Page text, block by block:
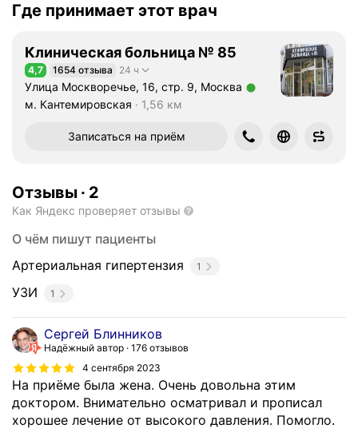
Где принимает этот врач
Клиническая больница № 85
Рейтинг 4,7 из 5
4,7 1654 отзыва 24 ч
Улица Москворечье, 16, стр. 9, Москва
Метро м. Кантемировская Расстояние 1,56 км
м. Кантемировская 1,56 км
Записаться на приём
Отзывы · 2
Как Яндекс проверяет отзывы
О чём пишут пациенты
Артериальная гипертензия
1
УЗИ 1
Сергей Блинников
Надёжный автор 176 отзывов
4 сентября 2023
На приёме была жена. Очень довольна этим
доктором. Внимательно осматривал и прописал
хорошее лечение от высокого давления. Помогло.